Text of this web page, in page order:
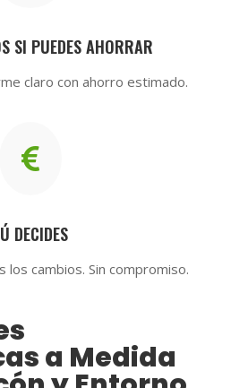
SI PUEDES AHORRAR
claro con ahorro estimado.

DECIDES
los cambios. Sin compromiso.
a Medida